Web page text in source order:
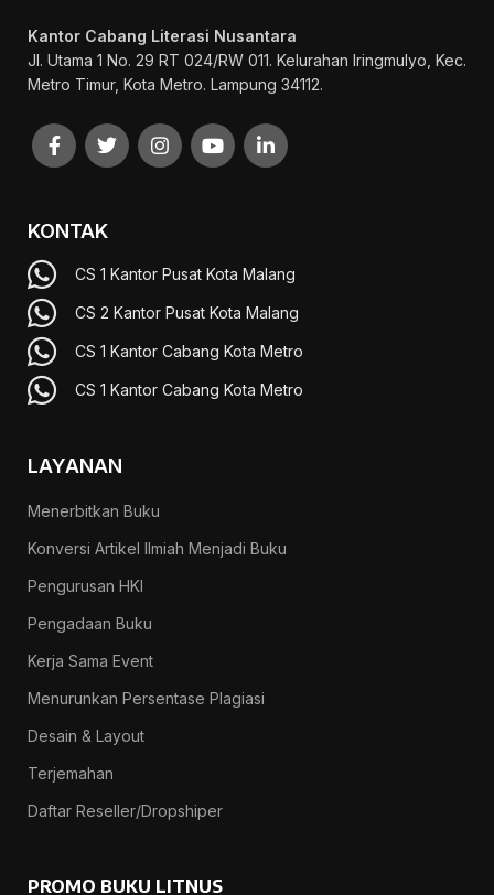
Kantor Cabang Literasi Nusantara
Jl. Utama 1 No. 29 RT 024/RW 011. Kelurahan Iringmulyo, Kec.
Metro Timur, Kota Metro. Lampung 34112.
KONTAK
CS 1 Kantor Pusat Kota Malang
CS 2 Kantor Pusat Kota Malang
CS 1 Kantor Cabang Kota Metro
CS 1 Kantor Cabang Kota Metro
LAYANAN
Menerbitkan Buku
Konversi Artikel Ilmiah Menjadi Buku
Pengurusan HKI
Pengadaan Buku
Kerja Sama Event
Menurunkan Persentase Plagiasi
Desain & Layout
Terjemahan
Daftar Reseller/Dropshiper
PROMO BUKU LITNUS